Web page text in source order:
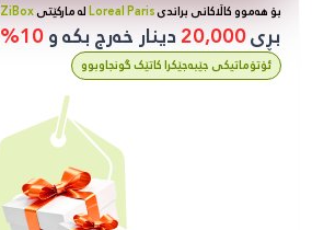
بۆ هەموو کاڵاکانی براندیLoreal Parisلە مارکێتیZiBox
بڕی20,000دینار خەرج بکە و10%
ئۆتۆماتیکی جێبەجێکرا کاتێک گونجاوبوو